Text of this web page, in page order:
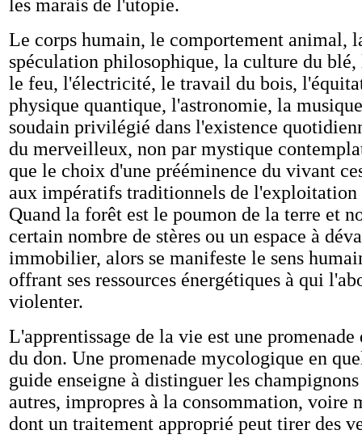
les marais de l'utopie.
Le corps humain, le comportement animal,
spéculation philosophique, la culture du
le feu, l'électricité, le travail du bois,
physique quantique, l'astronomie, la
soudain privilégié dans l'existence
du merveilleux, non par mystique
que le choix d'une prééminence du vivant
aux impératifs traditionnels de
Quand la forêt est le poumon de la terre et
certain nombre de stères ou un espace à
immobilier, alors se manifeste le sens
offrant ses ressources énergétiques à qui
violenter.
L'apprentissage de la vie est une promenade
du don. Une promenade mycologique en
guide enseigne à distinguer les
autres, impropres à la consommation, voire
dont un traitement approprié peut tirer des